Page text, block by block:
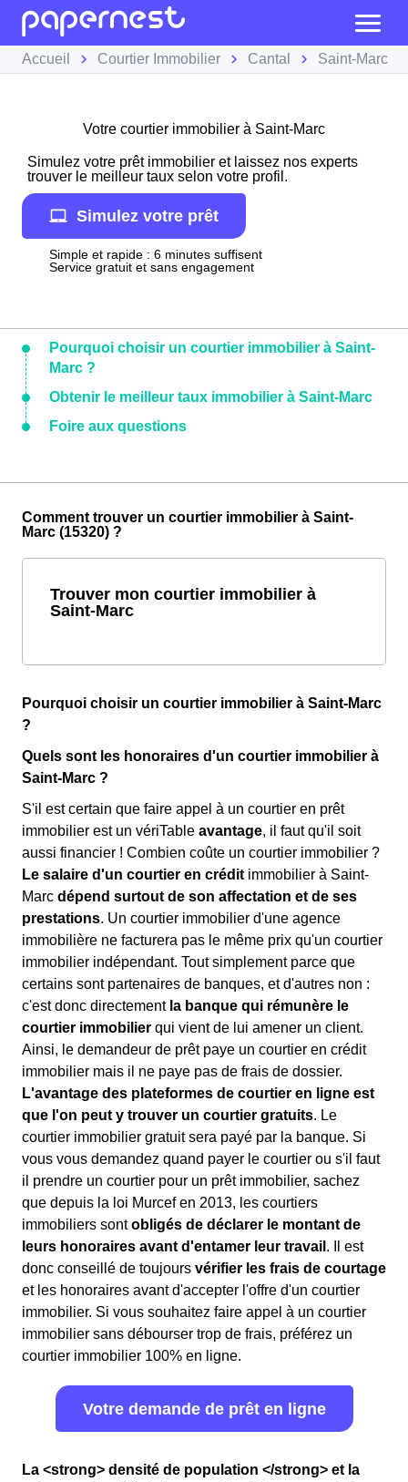
Accueil Courtier Immobilier Cantal Saint-Marc
Votre courtier immobilier à Saint-Marc
Simulez votre prêt immobilier et laissez nos experts
trouver le meilleur taux selon votre profil.
Simulez votre prêt
Simple et rapide : 6 minutes suffisent
Service gratuit et sans engagement
Pourquoi choisir un courtier immobilier à Saint-
Marc ?
Obtenir le meilleur taux immobilier à Saint-Marc
Foire aux questions
Comment trouver un courtier immobilier à Saint-
Marc (15320) ?
Trouver mon courtier immobilier à
Saint-Marc
Pourquoi choisir un courtier immobilier à Saint-Marc
?
Quels sont les honoraires d'un courtier immobilier à
Saint-Marc ?
S'il est certain que faire appel à un courtier en prêt
immobilier est un vériTable avantage, il faut qu'il soit
aussi financier ! Combien coûte un courtier immobilier ?
Le salaire d'un courtier en crédit immobilier à Saint-
Marc dépend surtout de son affectation et de ses
prestations. Un courtier immobilier d'une agence
immobilière ne facturera pas le même prix qu'un courtier
immobilier indépendant. Tout simplement parce que
certains sont partenaires de banques, et d'autres non :
c'est donc directement la banque qui rémunère le
courtier immobilier qui vient de lui amener un client.
Ainsi, le demandeur de prêt paye un courtier en crédit
immobilier mais il ne paye pas de frais de dossier.
L'avantage des plateformes de courtier en ligne est
que l'on peut y trouver un courtier gratuits. Le
courtier immobilier gratuit sera payé par la banque. Si
vous vous demandez quand payer le courtier ou s'il faut
il prendre un courtier pour un prêt immobilier, sachez
que depuis la loi Murcef en 2013, les courtiers
immobiliers sontobligés de déclarer le montant de
leurs honoraires avant d'entamer leur travail . Il est
donc conseillé de toujours vérifier les frais de courtage
et les honoraires avant d'accepter l'offre d'un courtier
immobilier. Si vous souhaitez faire appel à un courtier
immobilier sans débourser trop de frais, préférez un
courtier immobilier 100% en ligne.
Votre demande de prêt en ligne
La <strong> densité de population </strong> et la